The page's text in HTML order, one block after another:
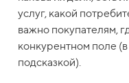
услуг, какой
важно покупателям,
конкурентном поле
подсказкой).